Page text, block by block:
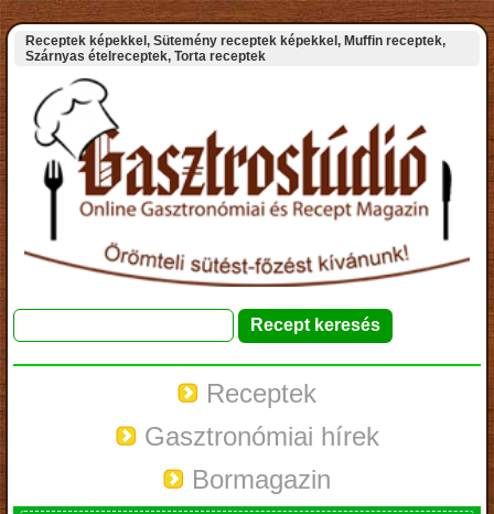
Receptek képekkel, Sütemény receptek képekkel, Muffin receptek,
Szárnyas ételreceptek, Torta receptek
Receptek
Gasztronómiai hírek
Bormagazin